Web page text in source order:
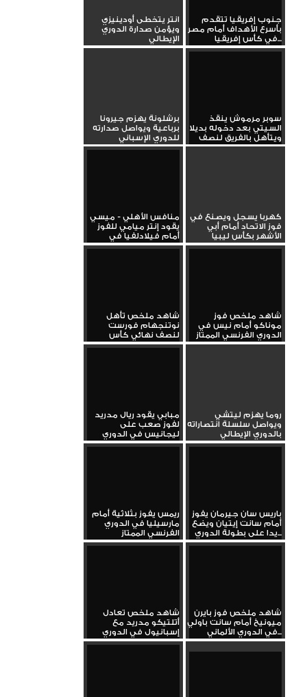
جنوب إفريقيا تتقدم
بأسرع الأهداف أمام مصر
في كأس إفريقيا...
انتر يتخطى أودينيزي
ويؤمن صدارة الدوري
الإيطالي
سوبر مرموش ينقذ
السيتي بعد دخوله بديلا
ويتأهل بالفريق لنصف
نهائي...
برشلونة يهزم جيرونا
برباعية ويواصل صدارته
للدوري الإسباني
كهربا يسجل ويصنع في
فوز الاتحاد أمام أبي
الأشهر بكأس ليبيا
منافس الأهلي - ميسي
يقود إنتر ميامي للفوز
أمام فيلادلفيا في
الدوري...
شاهد ملخص فوز
موناكو أمام نيس في
الدوري الفرنسي الممتاز
شاهد ملخص تأهل
نوتنجهام فورست
لنصف نهائي كأس
الاتحاد الإنجليزي...
روما يهزم ليتشي
ويواصل سلسلة انتصاراته
بالدوري الإيطالي
مبابي يقود ريال مدريد
لفوز صعب على
ليجانيس في الدوري
باريس سان جيرمان يفوز
أمام سانت إيتيان ويضع
يدا على بطولة الدوري...
ريمس يفوز بثلاثية أمام
مارسيليا في الدوري
الفرنسي الممتاز
شاهد ملخص فوز بايرن
ميونيخ أمام سانت باولي
في الدوري الألماني...
شاهد ملخص تعادل
أتلتيكو مدريد مع
إسبانيول في الدوري
الإسباني...